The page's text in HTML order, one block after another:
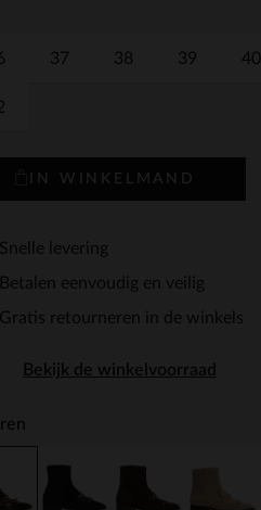
37 38 39 40
IN WINKELMAND
Snelle levering
Betalen eenvoudig en veilig
Gratis retourneren in de winkels
Bekijk de winkelvoorraad